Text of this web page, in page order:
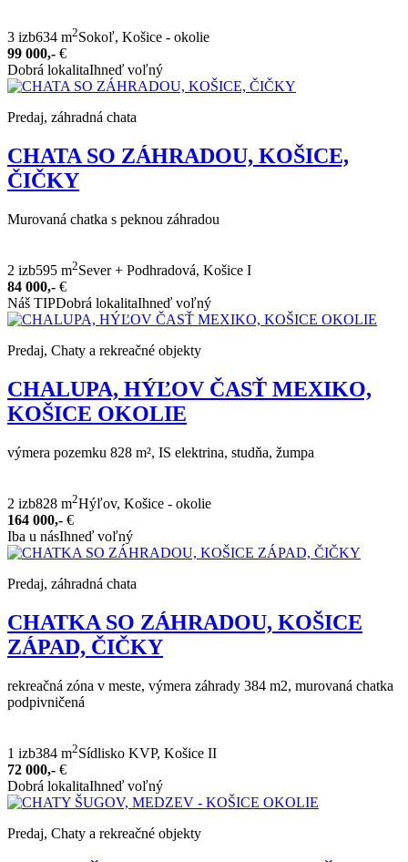
3 izb634 m2Sokoľ, Košice - okolie
99 000,- €
Dobrá lokalitaIhneď voľný
Predaj, záhradná chata
CHATA SO ZÁHRADOU, KOŠICE,
ČIČKY
Murovaná chatka s peknou záhradou
2 izb595 m2Sever + Podhradová, Košice I
84 000,- €
Náš TIPDobrá lokalitaIhneď voľný
Predaj, Chaty a rekreačné objekty
CHALUPA, HÝĽOV ČASŤ MEXIKO,
KOŠICE OKOLIE
výmera pozemku 828 m², IS elektrina, studňa, žumpa
2 izb828 m2Hýľov, Košice - okolie
164 000,- €
Iba u násIhneď voľný
Predaj, záhradná chata
CHATKA SO ZÁHRADOU, KOŠICE
ZÁPAD, ČIČKY
rekreačná zóna v meste, výmera záhrady 384 m2, murovaná chatka
podpivničená
1 izb384 m2Sídlisko KVP, Košice II
72 000,- €
Dobrá lokalitaIhneď voľný
Predaj, Chaty a rekreačné objekty